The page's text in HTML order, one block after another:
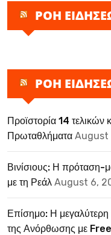
ΡΟΗ
ΡΟΗ
Προϊστορία 14
Πρωταθλήματα August
Βινίσιους: Η πρόταση-
με τη Ρεάλ August 6,
Επίσημο: Η μεγαλύτερη
της Ανόρθωσης με